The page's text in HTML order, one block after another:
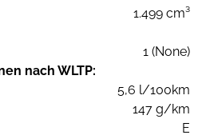
1.499 cm³
1 (None)
nach WLTP:
5,6 l/100km
147 g/km
E